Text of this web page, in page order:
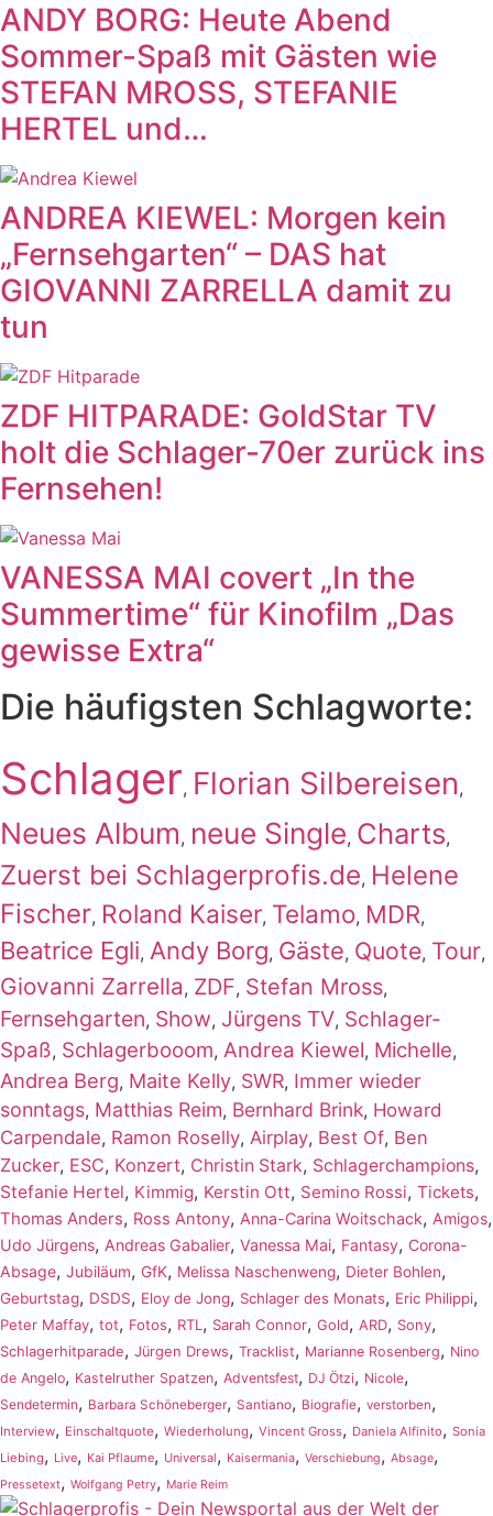
ANDY BORG: Heute Abend
Sommer-Spaß mit Gästen wie
STEFAN MROSS, STEFANIE
HERTEL und…
ANDREA KIEWEL: Morgen kein
„Fernsehgarten“ – DAS hat
GIOVANNI ZARRELLA damit zu
tun
ZDF HITPARADE: GoldStar TV
holt die Schlager-70er zurück ins
Fernsehen!
VANESSA MAI covert „In the
Summertime“ für Kinofilm „Das
gewisse Extra“
Die häufigsten Schlagworte:
Schlager, Florian Silbereisen,
Neues Album, neue Single, Charts,
Zuerst bei Schlagerprofis.de, Helene
Fischer, Roland Kaiser, Telamo, MDR,
Beatrice Egli, Andy Borg, Gäste, Quote, Tour,
Giovanni Zarrella, ZDF, Stefan Mross,
Fernsehgarten, Show, Jürgens TV, Schlager-
Spaß, Schlagerbooom, Andrea Kiewel, Michelle,
Andrea Berg, Maite Kelly, SWR, Immer wieder
sonntags, Matthias Reim, Bernhard Brink, Howard
Carpendale, Ramon Roselly, Airplay, Best Of, Ben
Zucker, ESC, Konzert, Christin Stark, Schlagerchampions,
Stefanie Hertel, Kimmig, Kerstin Ott, Semino Rossi, Tickets,
Thomas Anders, Ross Antony, Anna-Carina Woitschack, Amigos,
Udo Jürgens, Andreas Gabalier, Vanessa Mai, Fantasy, Corona-
Absage, Jubiläum, GfK, Melissa Naschenweng, Dieter Bohlen,
Geburtstag, DSDS, Eloy de Jong, Schlager des Monats, Eric Philippi,
Peter Maffay, tot, Fotos, RTL , Sarah Connor, Gold, ARD, Sony,
Schlagerhitparade, Jürgen Drews, Tracklist, Marianne Rosenberg, Nino
de Angelo, Kastelruther Spatzen, Adventsfest, DJ Ötzi, Nicole,
Sendetermin, Barbara Schöneberger, Santiano, Biografie, verstorben,
Interview, Einschaltquote, Wiederholung, Vincent Gross, Daniela Alfinito, Sonia
Liebing, Live, Kai Pflaume, Universal, Kaisermania, Verschiebung, Absage,
Pressetext, Wolfgang Petry, Marie Reim